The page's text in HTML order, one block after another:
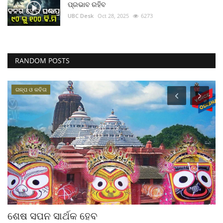
ପ୍ରଭାବ ରହିବ
UBC Desk Oct 28, 2025 6273
RANDOM POSTS
ଗଳ୍ପ ଓ କବିତା
ଶେଷ ସପନ ସାର୍ଥକ ହେବ